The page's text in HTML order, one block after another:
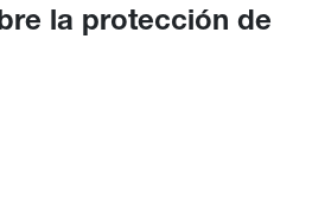
la protección de